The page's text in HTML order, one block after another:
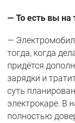
— То есть вы на
—
тогда, когда
придётся
зарядки и
суть
электрокаре. В
полностью